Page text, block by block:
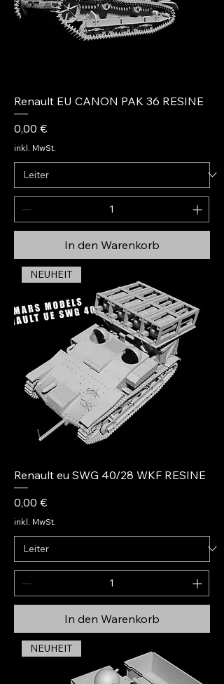
Renault EU CANON PAK 36 RESINE
Preis
0,00 €
inkl. MwSt.
In den Warenkorb
NEUHEIT
Renault eu SWG 40/28 WKF RESINE
Preis
0,00 €
inkl. MwSt.
In den Warenkorb
NEUHEIT